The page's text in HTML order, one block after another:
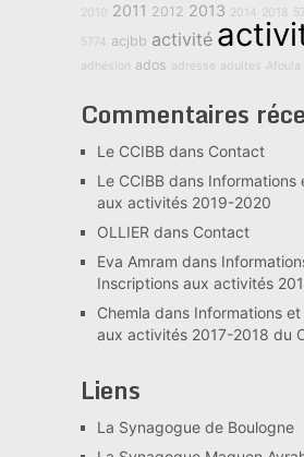
2010 2011 2012 2013 2014 2018
5774 acjbb activité
adhésion ados adresse adultes Afoula
Commentaires
Le CCIBBdans Contact
Le CCIBBdans Informations
aux activités 2019-2020
OLLIER dans Contact
Eva Amram dans
Inscriptions aux activités
Chemla dans Informations
aux activités 2017-2018 du
Liens
La Synagogue de Boulogne